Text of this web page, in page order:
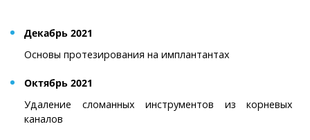
Декабрь 2021
Основы протезирования на имплантантах
Октябрь 2021
Удаление сломанных инструментов из корневых
каналов